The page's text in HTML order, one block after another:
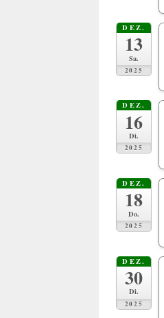
DEZ.
13
Sa.
2025
DEZ.
16
Di.
2025
DEZ.
18
Do.
2025
DEZ.
30
Di.
2025